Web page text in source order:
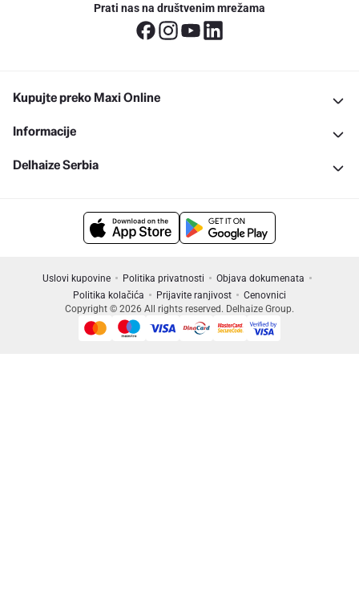
Prati nas na društvenim mrežama
Kupujte preko Maxi Online
Informacije
Delhaize Serbia
Uslovi kupovine Politika privatnosti
Objava dokumenata
Politika kolačića
Prijavite ranjivost
Cenovnici
Copyright © 2026 All rights reserved. Delhaize Group.